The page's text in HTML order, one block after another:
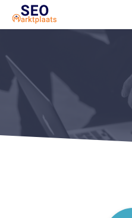
SEO
Marketeer bij
1. Seo voor
2.